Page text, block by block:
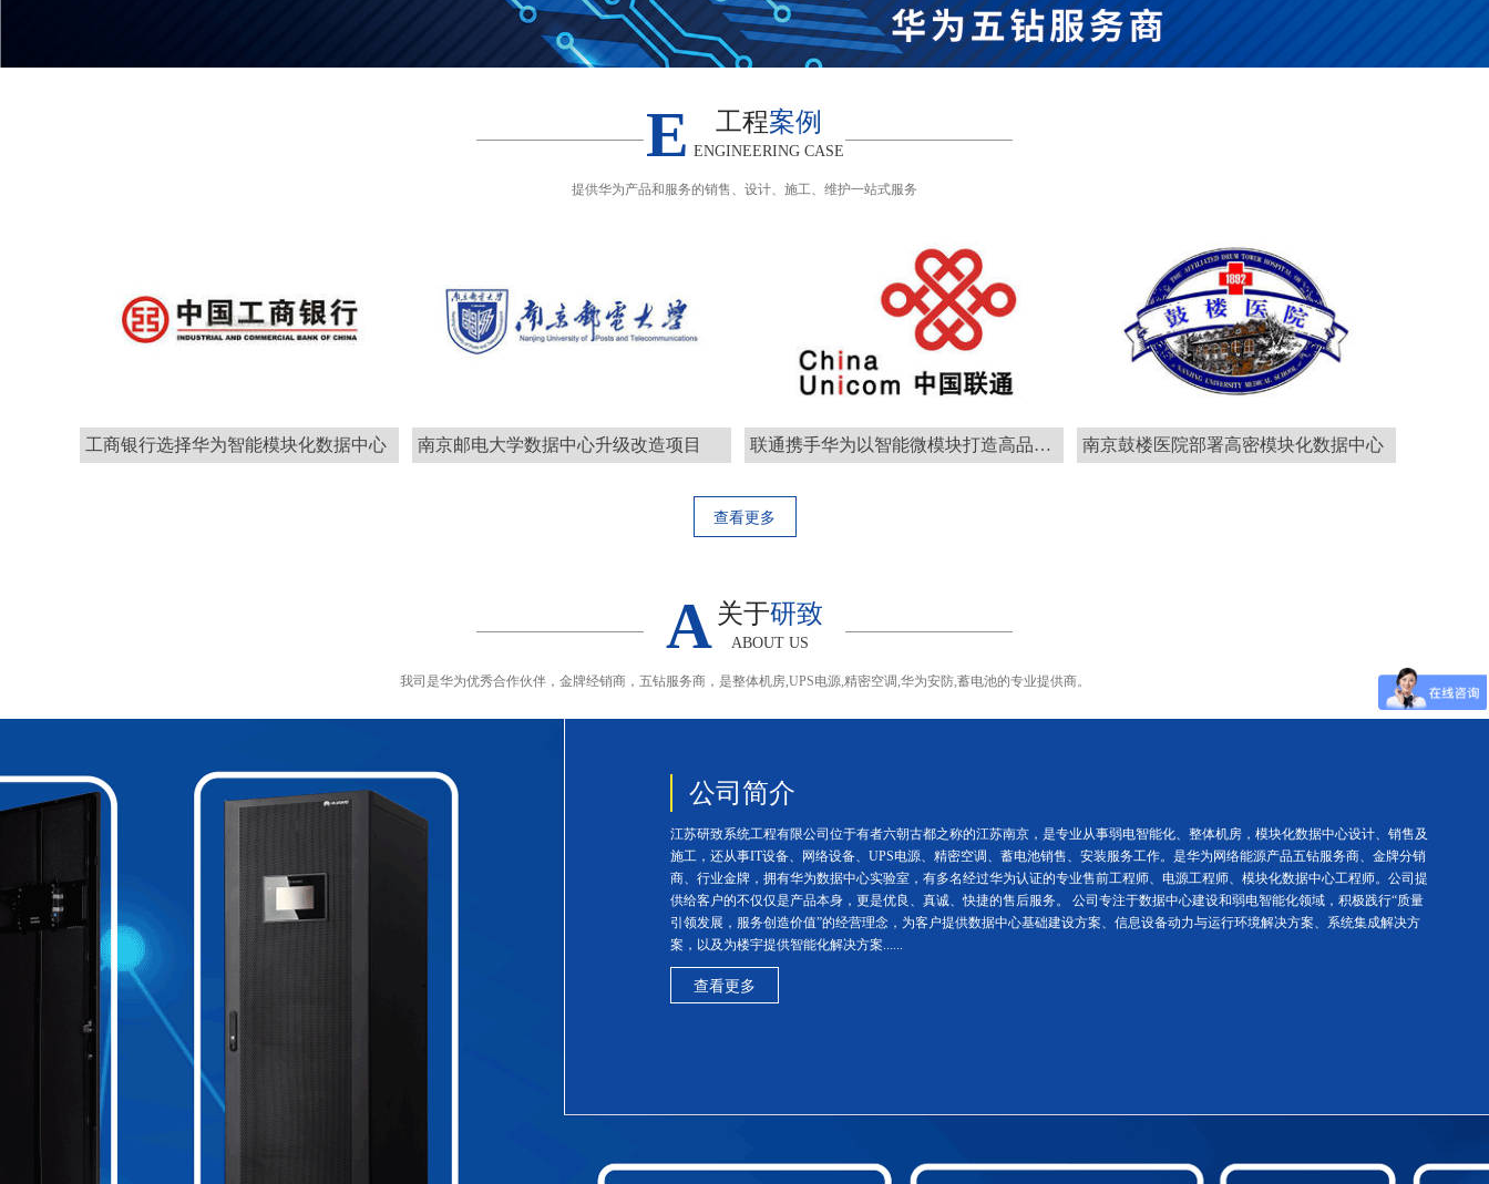
E 工程案例
ENGINEERING CASE
提供华为产品和服务的销售、设计、施工、维护一站式服务
工商银行选择华为智能模块化数据中心 南京邮电大学数据中心升级改造项目 联通携手华为以智能微模块打造高品质数据中心 南京鼓楼医院部署高密模块化数据中心
查看更多
A 关于研致
ABOUT US
我司是华为优秀合作伙伴，金牌经销商，五钻服务商，是整体机房,UPS电源,精密空调,华为安防,蓄电池的专业提供商。
公司简介
江苏研致系统工程有限公司位于有者六朝古都之称的江苏南京，是专业从事弱电智能化、整体机房，模块化数据中心设计、销售及
施工，还从事IT设备、网络设备、UPS电源、精密空调、蓄电池销售、安装服务工作。是华为网络能源产品五钻服务商、金牌分销
商、行业金牌，拥有华为数据中心实验室，有多名经过华为认证的专业售前工程师、电源工程师、模块化数据中心工程师。公司提
供给客户的不仅仅是产品本身，更是优良、真诚、快捷的售后服务。 公司专注于数据中心建设和弱电智能化领域，积极践行“质量
引领发展，服务创造价值”的经营理念，为客户提供数据中心基础建设方案、信息设备动力与运行环境解决方案、系统集成解决方
案，以及为楼宇提供智能化解决方案......
查看更多